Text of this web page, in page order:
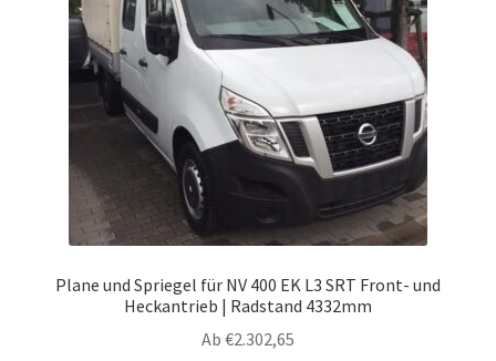
auf
der
Produktseite
gewählt
werden
Plane und Spriegel für NV 400 EK L3 SRT Front- und
Heckantrieb | Radstand 4332mm
Ab €2.302,65